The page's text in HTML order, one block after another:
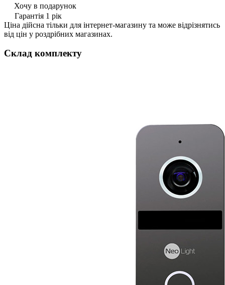
Хочу в подарунок
Гарантія 1 рік
Ціна дійсна тільки для інтернет-магазину та може відрізнятись
від цін у роздрібних магазинах.
Склад комплекту